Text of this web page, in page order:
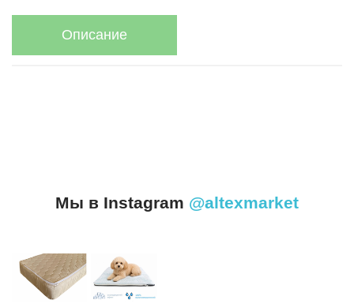
Описание
Мы в Instagram @altexmarket